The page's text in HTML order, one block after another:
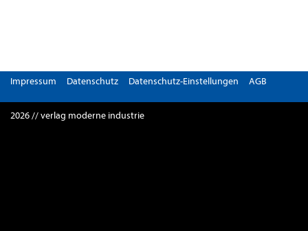
Impressum Datenschutz Datenschutz-Einstellungen AGB
2026 // verlag moderne industrie